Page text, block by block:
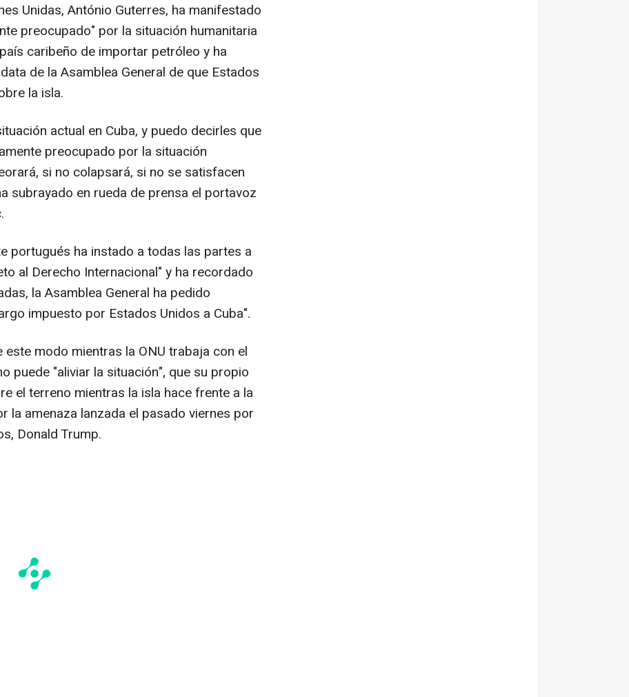
Unidas, António Guterres, ha manifestado
preocupado" por la situación humanitaria
caribeño de importar petróleo y ha
de la Asamblea General de que Estados
la isla.
actual en Cuba, y puedo decirles que
preocupado por la situación
si no colapsará, si no se satisfacen
subrayado en rueda de prensa el portavoz
portugués ha instado a todas las partes a
al Derecho Internacional" y ha recordado
la Asamblea General ha pedido
impuesto por Estados Unidos a Cuba".
modo mientras la ONU trabaja con el
puede "aliviar la situación", que su propio
el terreno mientras la isla hace frente a la
la amenaza lanzada el pasado viernes por
Donald Trump.